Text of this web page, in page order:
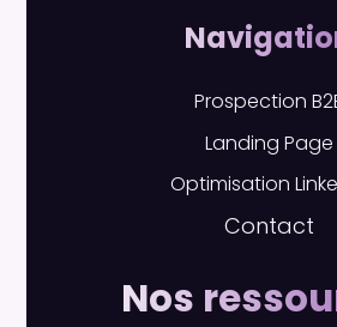
Prospection
Landing Page
Optimisation
Contact
Nos